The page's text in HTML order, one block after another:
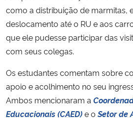
como a distribuição de marmitas,
deslocamento até o RU e aos
que ele pudesse participar das
com seus colegas.
Os estudantes comentam sobre
apoio e acolhimento no seu
Ambos mencionaram a
Educacionais (CAED)e oSetor de